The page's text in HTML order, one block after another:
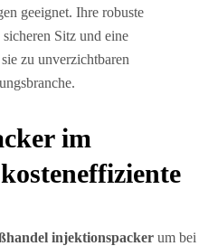
geeignet. Ihre robuste
Sitz und eine
zu unverzichtbaren
im
injektionspacker um bei